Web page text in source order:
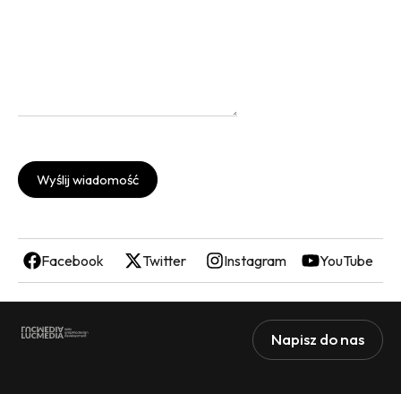
Wyślij wiadomość
Facebook Twitter Instagram YouTube
Napisz do nas